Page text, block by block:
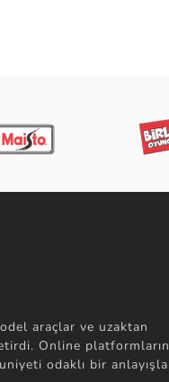
araçlar ve uzaktan
Online platformların
odaklı bir anlayışla